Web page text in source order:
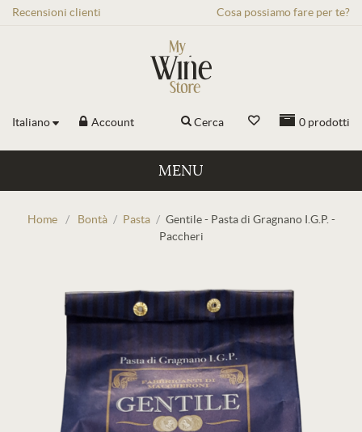
Recensioni clienti Cosa possiamo fare per te?
Italiano Account 0 prodotti
Cerca
MENU
Home / Bontà / Pasta / Gentile - Pasta di Gragnano I.G.P. -
Paccheri